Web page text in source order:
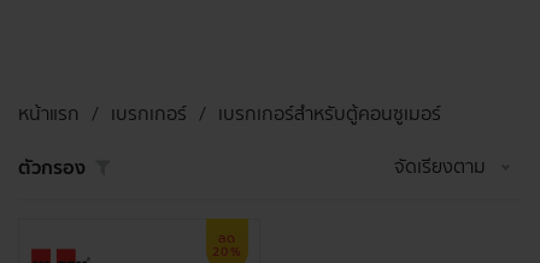
หน้าแรก เบรกเกอร์
เบรกเกอร์สำหรับตู้คอนซูเมอร์
ตัวกรอง
จัดเรียงตาม
ลด
20%